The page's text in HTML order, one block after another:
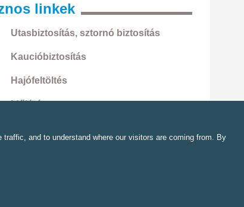
linkek
Utasbiztosítás, sztornó biztosítás
Kaucióbiztosítás
Hajófeltöltés
Időjárás
and to understand where our visitors are coming from. By